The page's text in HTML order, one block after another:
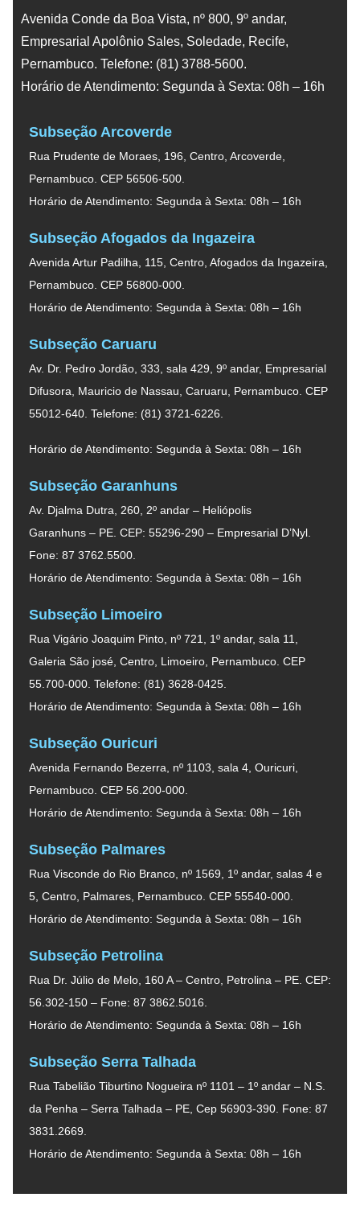
Avenida Conde da Boa Vista, nº 800, 9º andar,
Empresarial Apolônio Sales, Soledade, Recife,
Pernambuco. Telefone: (81) 3788-5600.
Horário de Atendimento: Segunda à Sexta: 08h – 16h
Subseção Arcoverde
Rua Prudente de Moraes, 196, Centro, Arcoverde,
Pernambuco. CEP 56506-500.
Horário de Atendimento: Segunda à Sexta: 08h – 16h
Subseção Afogados da Ingazeira
Avenida Artur Padilha, 115, Centro, Afogados da Ingazeira,
Pernambuco. CEP 56800-000.
Horário de Atendimento: Segunda à Sexta: 08h – 16h
Subseção Caruaru
Av. Dr. Pedro Jordão, 333, sala 429, 9º andar, Empresarial
Difusora, Mauricio de Nassau, Caruaru, Pernambuco. CEP
55012-640. Telefone: (81) 3721-6226.
Horário de Atendimento: Segunda à Sexta: 08h – 16h
Subseção Garanhuns
Av. Djalma Dutra, 260, 2º andar – Heliópolis
Garanhuns – PE. CEP: 55296-290 – Empresarial D’Nyl.
Fone: 87 3762.5500.
Horário de Atendimento: Segunda à Sexta: 08h – 16h
Subseção Limoeiro
Rua Vigário Joaquim Pinto, nº 721, 1º andar, sala 11,
Galeria São josé, Centro, Limoeiro, Pernambuco. CEP
55.700-000. Telefone: (81) 3628-0425.
Horário de Atendimento: Segunda à Sexta: 08h – 16h
Subseção Ouricuri
Avenida Fernando Bezerra, nº 1103, sala 4, Ouricuri,
Pernambuco. CEP 56.200-000.
Horário de Atendimento: Segunda à Sexta: 08h – 16h
Subseção Palmares
Rua Visconde do Rio Branco, nº 1569, 1º andar, salas 4 e
5, Centro, Palmares, Pernambuco. CEP 55540-000.
Horário de Atendimento: Segunda à Sexta: 08h – 16h
Subseção Petrolina
Rua Dr. Júlio de Melo, 160 A – Centro, Petrolina – PE. CEP:
56.302-150 – Fone: 87 3862.5016.
Horário de Atendimento: Segunda à Sexta: 08h – 16h
Subseção Serra Talhada
Rua Tabelião Tiburtino Nogueira nº 1101 – 1º andar – N.S.
da Penha – Serra Talhada – PE, Cep 56903-390. Fone: 87
3831.2669.
Horário de Atendimento: Segunda à Sexta: 08h – 16h